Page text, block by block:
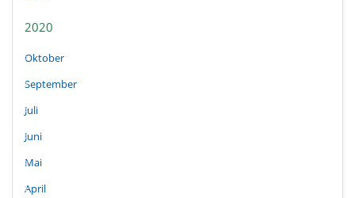
2020
Oktober
September
Juli
Juni
Mai
April